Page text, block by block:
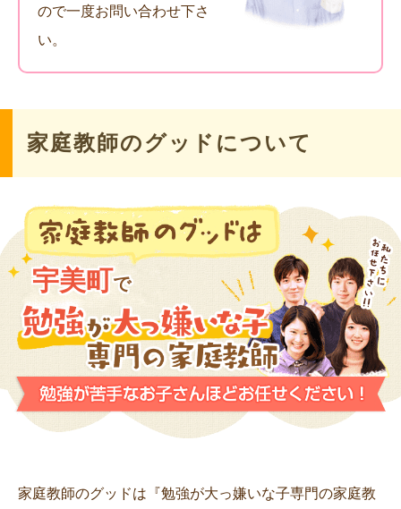
ので一度お問い合わせ下さ
い。
家庭教師のグッドについて
宇美町で
家庭教師のグッドは『勉強が大っ嫌いな子専門の家庭教